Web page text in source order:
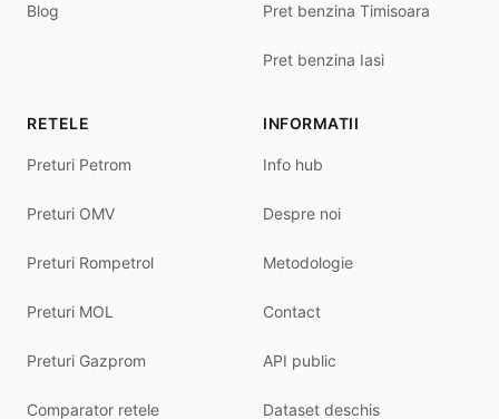
Blog Pret benzina Timisoara
Pret benzina Iasi
RETELE
Preturi Petrom
Preturi OMV
Preturi Rompetrol
Preturi MOL
Preturi Gazprom
Comparator retele
INFORMATII
Info hub
Despre noi
Metodologie
Contact
API public
Dataset deschis